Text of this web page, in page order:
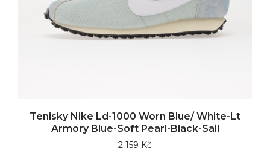
Tenisky Nike Ld-1000 Worn Blue/ White-Lt
Armory Blue-Soft Pearl-Black-Sail
2 159 Kč